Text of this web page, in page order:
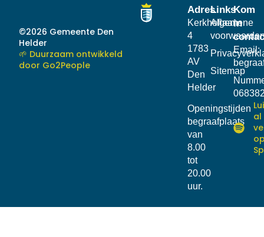
Adres
Kerkhoflaan
4
1783
AV
Den
Helder
Openingstijden
begraafplaats
van
8.00
tot
20.00
uur.
Links
Algemene
Sitemap
Kom
in
Email:
al
©2026 Gemeente Den
Helder
🌱 Duurzaam ontwikkeld
door Go2People